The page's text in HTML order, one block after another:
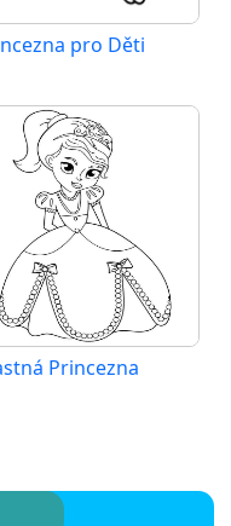
pro Děti
Princezna